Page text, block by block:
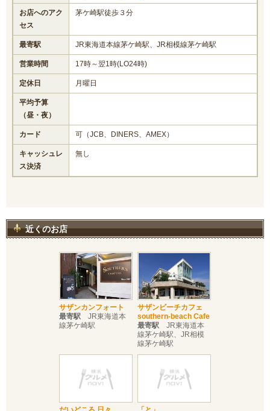
お店へのアク
セス
茅ケ崎駅徒歩３分
最寄駅 JR東海道本線茅ケ崎駅、JR相模線茅ケ崎駅
営業時間 17時～翌1時(LO24時)
定休日 月曜日
平均予算
（昼・夜）
カード 可（JCB、DINERS、AMEX）
キャッシュレ
ス決済
無し
近くのお店
サザンカンフォート
最寄駅 JR東海道本
線茅ケ崎駅
サザンビーチカフェ
southern-beach Cafe
最寄駅 JR東海道本
線茅ケ崎駅、JR相模
線茅ケ崎駅